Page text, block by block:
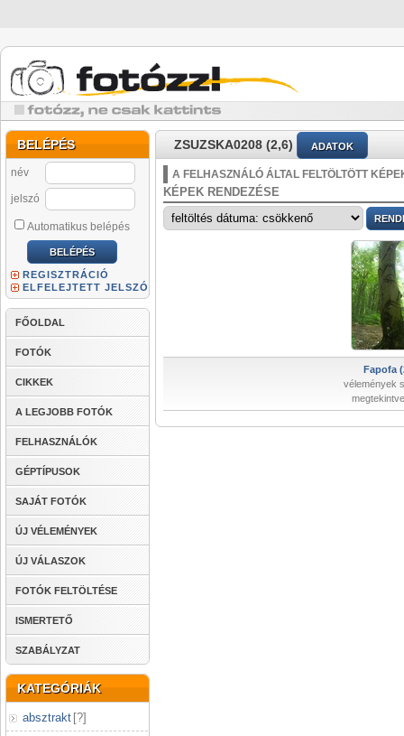
BELÉPÉS
név
jelszó
Automatikus belépés
REGISZTRÁCIÓ
ELFELEJTETT JELSZÓ
FŐOLDAL
FOTÓK
CIKKEK
A LEGJOBB FOTÓK
FELHASZNÁLÓK
GÉPTÍPUSOK
SAJÁT FOTÓK
ÚJ VÉLEMÉNYEK
ÚJ VÁLASZOK
FOTÓK FELTÖLTÉSE
ISMERTETŐ
SZABÁLYZAT
KATEGÓRIÁK
absztrakt [?]
ZSUZSKA0208 (2,6) ADATOK
A FELHASZNÁLÓ ÁLTAL FELTÖLTÖTT
KÉPEK RENDEZÉSE
Fapofa
vélemények